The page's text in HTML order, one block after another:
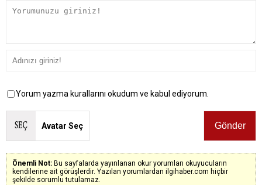
Yorum yazma kurallarını okudum ve kabul ediyorum.
Avatar Seç
Önemli Not: Bu sayfalarda yayınlanan okur yorumları okuyucuların
kendilerine ait görüşlerdir. Yazılan yorumlardan ilgihaber.com hiçbir
şekilde sorumlu tutulamaz.